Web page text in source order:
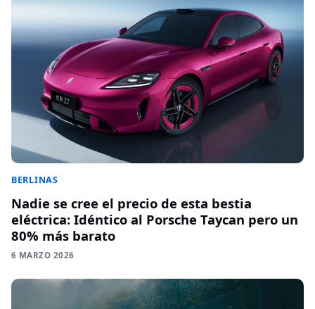
BERLINAS
Nadie se cree el precio de esta bestia
eléctrica: Idéntico al Porsche Taycan pero un
80% más barato
6 MARZO 2026